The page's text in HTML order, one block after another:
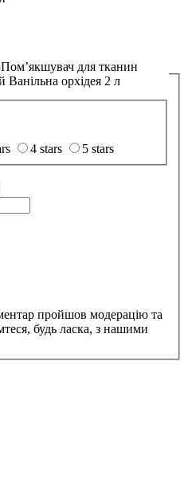
Пом’якшувач для тканин
орхідея 2 л
4 stars
5 stars
пройшов модерацію та
будь ласка, з нашими